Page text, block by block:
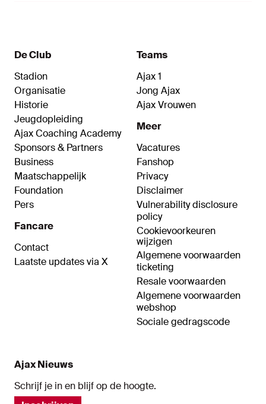
De Club
Stadion
Organisatie
Historie
Jeugdopleiding
Ajax Coaching Academy
Sponsors & Partners
Business
Maatschappelijk
Foundation
Pers
Fancare
Contact
Laatste updates via X
Teams
Ajax 1
Jong Ajax
Ajax Vrouwen
Meer
Vacatures
Fanshop
Privacy
Disclaimer
Vulnerability disclosure
policy
Cookievoorkeuren
wijzigen
Algemene voorwaarden
ticketing
Resale voorwaarden
Algemene voorwaarden
webshop
Sociale gedragscode
Ajax Nieuws
Schrijf je in en blijf op de hoogte.